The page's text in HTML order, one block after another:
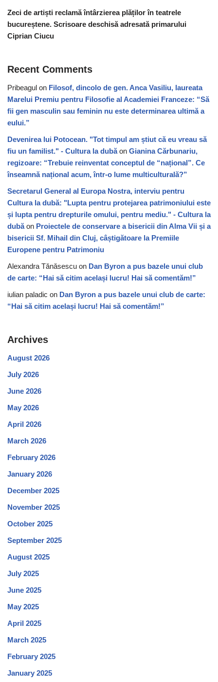
Zeci de artiști reclamă întârzierea plăților în teatrele
bucureștene. Scrisoare deschisă adresată primarului
Ciprian Ciucu
Recent Comments
Pribeagul on Filosof, dincolo de gen. Anca Vasiliu, laureata
Marelui Premiu pentru Filosofie al Academiei Franceze: “Să
fii gen masculin sau feminin nu este determinarea ultimă a
eului.”
Devenirea lui Potocean. "Tot timpul am știut că eu vreau să
fiu un familist." - Cultura la dubăon Gianina Cărbunariu,
regizoare: “Trebuie reinventat conceptul de “național”. Ce
înseamnă național acum, într-o lume multiculturală?”
Secretarul General al Europa Nostra, interviu pentru
Cultura la dubă: "Lupta pentru protejarea patrimoniului este
și lupta pentru drepturile omului, pentru mediu." - Cultura la
dubăon Proiectele de conservare a bisericii din Alma Vii și a
bisericii Sf. Mihail din Cluj, câștigătoare la Premiile
Europene pentru Patrimoniu
Alexandra Tănăsescu on Dan Byron a pus bazele unui club
de carte: “Hai să citim același lucru! Hai să comentăm!”
iulian paladic on Dan Byron a pus bazele unui club de carte:
“Hai să citim același lucru! Hai să comentăm!”
Archives
August 2026
July 2026
June 2026
May 2026
April 2026
March 2026
February 2026
January 2026
December 2025
November 2025
October 2025
September 2025
August 2025
July 2025
June 2025
May 2025
April 2025
March 2025
February 2025
January 2025